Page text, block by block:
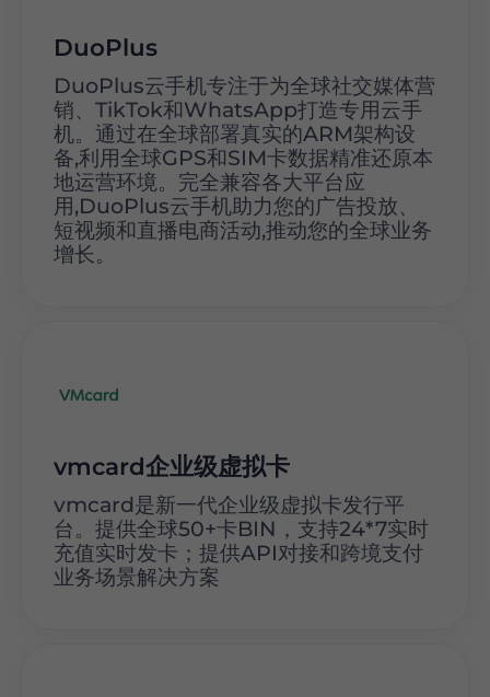
DuoPlus
DuoPlus云手机专注于为全球社交媒体营
销、TikTok和WhatsApp打造专用云手
机。通过在全球部署真实的ARM架构设
备,利用全球GPS和SIM卡数据精准还原本
地运营环境。完全兼容各大平台应
用,DuoPlus云手机助力您的广告投放、
短视频和直播电商活动,推动您的全球业务
增长。
vmcard企业级虚拟卡
vmcard是新一代企业级虚拟卡发行平
台。提供全球50+卡BIN，支持24*7实时
充值实时发卡；提供API对接和跨境支付
业务场景解决方案